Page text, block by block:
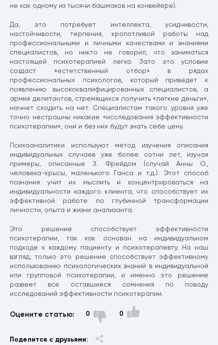
не как одному из тысячи башмаков на конвейере).
Да, это потребует интеллекта, усидчивости,
настойчивости, терпения, кропотливой работы над
профессиональными и личными качествами и знаниями
специалистов, но никто не говорил, что заниматься
настоящей психотерапией легко. Зато это условие
создаст «естетственный отбор» в рядах
профессиональных психологов, который приведет к
появлению высококвалифицированных специалистов, а
армия делитантов, стремящихся получить «легкие деньги»,
начнет сходить на нет. Специалистам такого уровня уже
точно нестрашны никакие «исследования эффективности
психотерапии», они и без них будут знать себе цену.
Психоаналитики используют метод изучения описания
индивидуальных случаев уже более сотни лет, изучая
примеры, описанные З. Фрейдом (случай Анны О.,
человека-крысы, маленького Ганса и т.д.). Этот способ
познания учит их мыслить и концентрироваться на
индивидуальности каждого клиента, что способствует их
эффективной работе по глубинной трансформации
личности, опыта и жизни анализанта.
Это решение способствует эффективности
психотерапии, так как основан на индивидуальном
подходе к каждому пациенту и психотерапевту. На наш
взгляд, только это решение способствует эффективному
использованию психологических знаний в индивидуальной
или групповой психотерапии, и именно это решение
развеет все оставшиеся сомнения по поводу
исследований эффективности психотерапии.
Оцените статью: 0 0
Поделится с друзьями: